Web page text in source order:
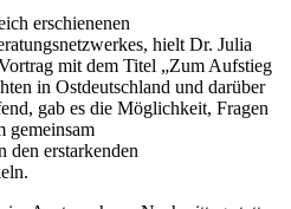
erschienenen
hielt Dr. Julia
mit dem Titel „Zum Aufstieg
in Ostdeutschland und darüber
gab es die Möglichkeit, Fragen
gemeinsam
den erstarkenden